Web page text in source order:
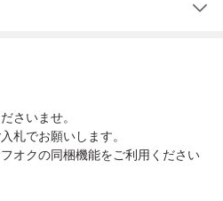
さいませ。
札でお願いします。
オクの同梱機能をご利用ください